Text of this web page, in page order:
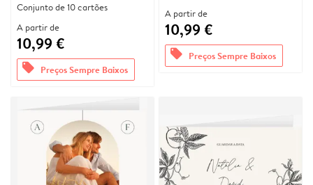
Conjunto de 10 cartões
A partir de
10,99 €
offers Preços Sempre Baixos
A partir de
10,99 €
offers Preços Sempre Baixos